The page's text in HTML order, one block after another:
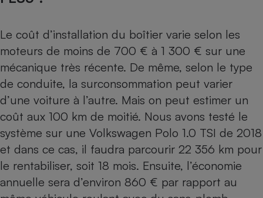
Le coût d’installation du boîtier varie selon les
moteurs de moins de 700 € à 1 300 € sur une
mécanique très récente. De même, selon le type
de conduite, la surconsommation peut varier
d’une voiture à l’autre. Mais on peut estimer un
coût aux 100 km de moitié. Nous avons testé le
système sur une Volkswagen Polo 1.0 TSI de 2018
et dans ce cas, il faudra parcourir 22 356 km pour
le rentabiliser, soit 18 mois. Ensuite, l’économie
annuelle sera d’environ 860 € par rapport au